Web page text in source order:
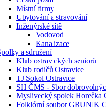
Místní firmy
Ubytování a stravování
Inženýrské sítě
Vodovod
Kanalizace
a sdružení
Klub ostravických seniorů
Klub rodičů Ostravice
TJ Sokol Ostravice
SH ČMS - Sbor
Myslivecký spolek Horečka
Folklórní soubor GRUNIK